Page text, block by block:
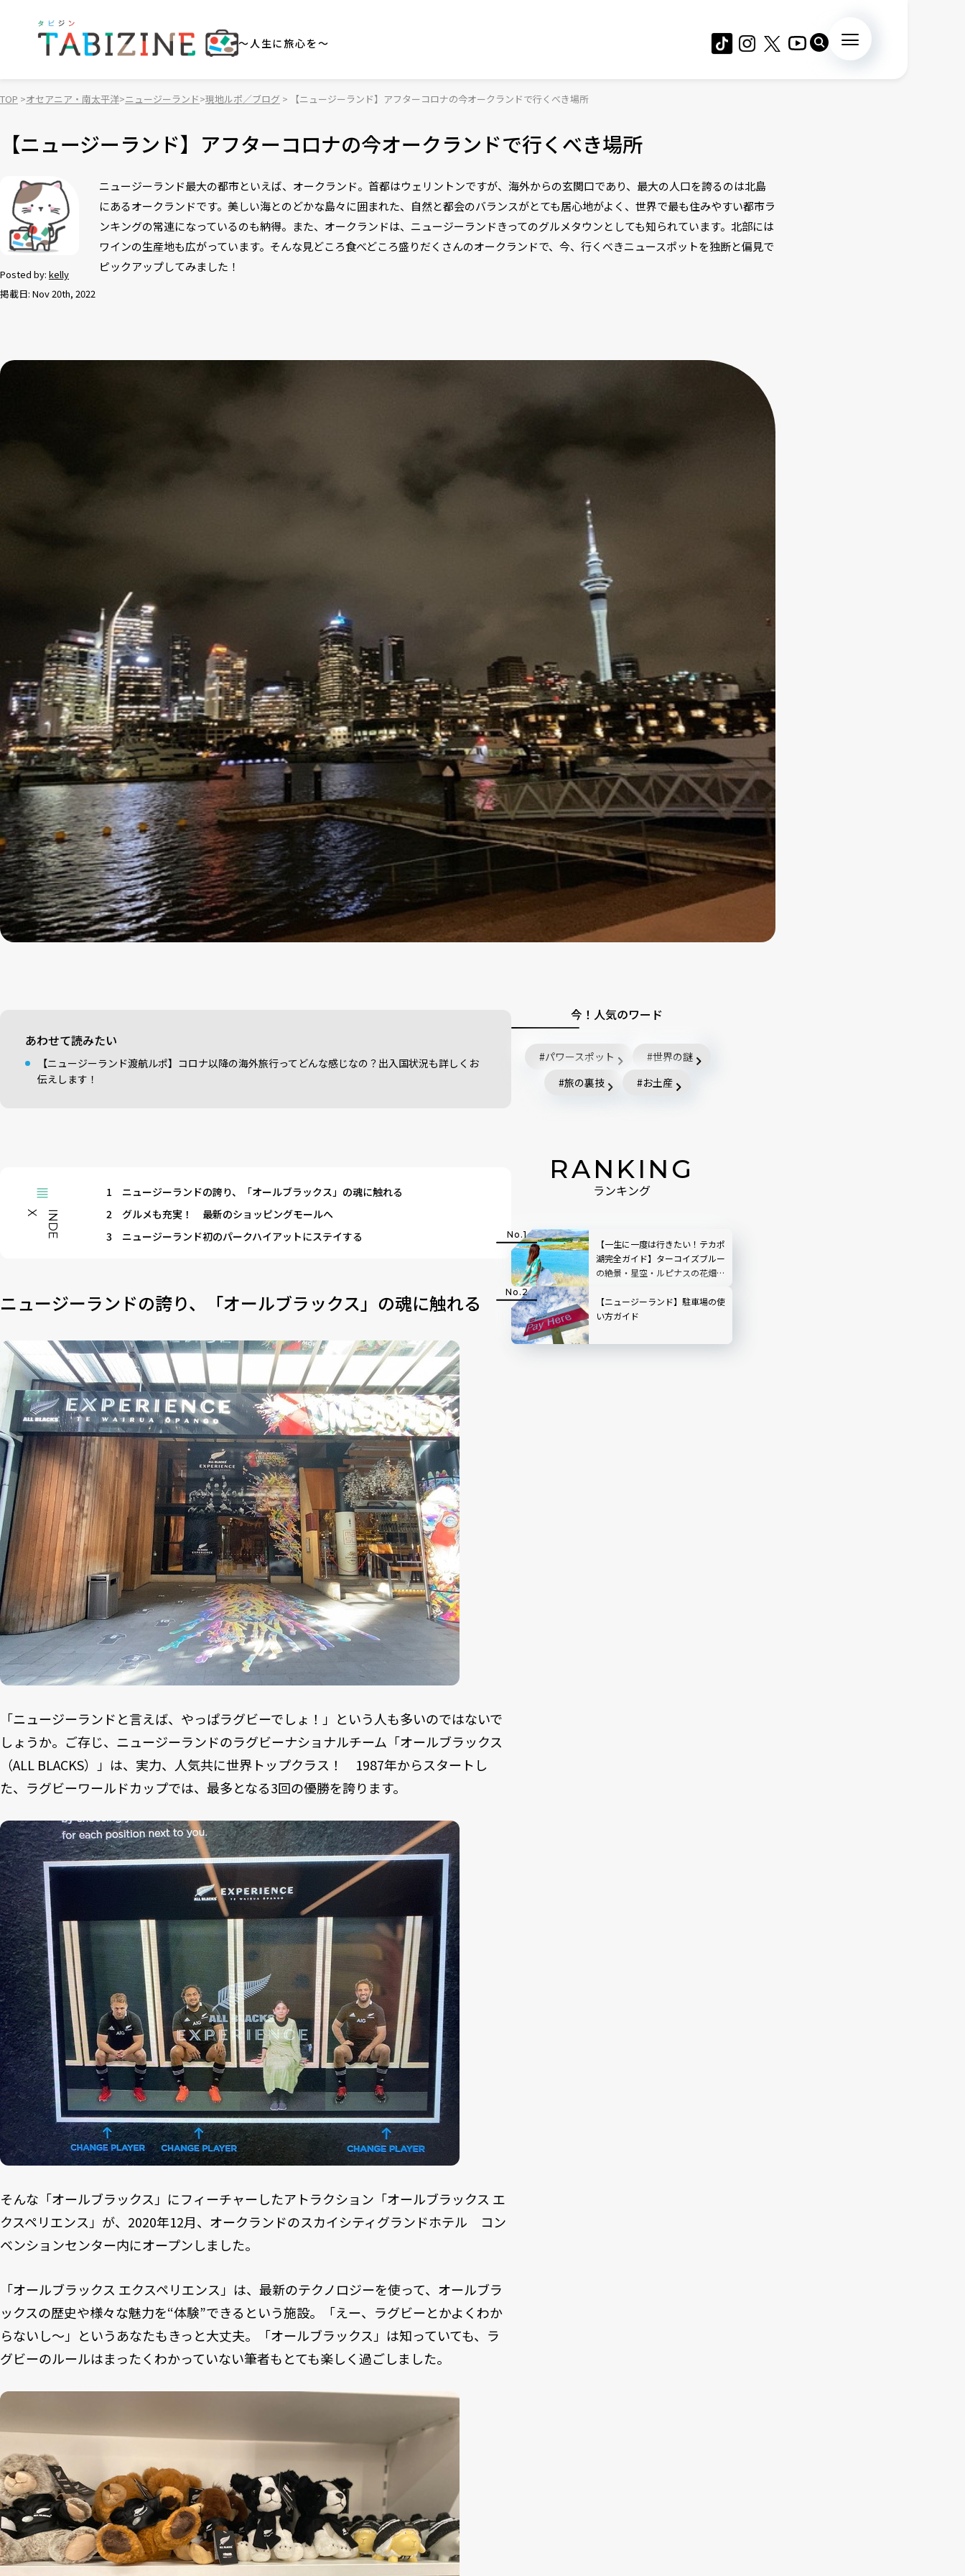
～人生に旅心を～
TOP オセアニア・南太平洋 ニュージーランド 現地ルポ／ブログ 【ニュージーランド】アフターコロナの今オークランドで行くべき場所
【ニュージーランド】アフターコロナの今オークランドで行くべき場所
Posted by: kelly
掲載日: Nov 20th, 2022
ニュージーランド最大の都市といえば、オークランド。首都はウェリントンですが、海外からの玄関口であり、最大の人口を誇るのは北島
にあるオークランドです。美しい海とのどかな島々に囲まれた、自然と都会のバランスがとても居心地がよく、世界で最も住みやすい都市ラ
ンキングの常連になっているのも納得。また、オークランドは、ニュージーランドきってのグルメタウンとしても知られています。北部には
ワインの生産地も広がっています。そんな見どころ食べどころ盛りだくさんのオークランドで、今、行くべきニュースポットを独断と偏見で
ピックアップしてみました！
あわせて読みたい
【ニュージーランド渡航ルポ】コロナ以降の海外旅行ってどんな感じなの？出入国状況も詳しくお
伝えします！
I
N
D
E
X
1
ニュージーランドの誇り、「オールブラックス」の魂に触れる
2
グルメも充実！ 最新のショッピングモールへ
3
ニュージーランド初のパークハイアットにステイする
ニュージーランドの誇り、「オールブラックス」の魂に触れる
「ニュージーランドと言えば、やっぱラグビーでしょ！」という人も多いのではないで
しょうか。ご存じ、ニュージーランドのラグビーナショナルチーム「オールブラックス
（ALL BLACKS）」は、実力、人気共に世界トップクラス！ 1987年からスタートし
た、ラグビーワールドカップでは、最多となる3回の優勝を誇ります。
そんな「オールブラックス」にフィーチャーしたアトラクション「オールブラックス エ
クスペリエンス」が、2020年12月、オークランドのスカイシティグランドホテル コン
ベンションセンター内にオープンしました。
「オールブラックス エクスペリエンス」は、最新のテクノロジーを使って、オールブラ
ックスの歴史や様々な魅力を“体験”できるという施設。「えー、ラグビーとかよくわか
らないし～」というあなたもきっと大丈夫。「オールブラックス」は知っていても、ラ
グビーのルールはまったくわかっていない筆者もとても楽しく過ごしました。
今！人気のワード
パワースポット
世界の謎
旅の裏技
お土産
RANKING
ランキング
【一生に一度は行きたい！テカポ
湖完全ガイド】ターコイズブルー
の絶景・星空・ルピナスの花畑・
ド【ニュージーランド】駐車場の使
い方ガイド